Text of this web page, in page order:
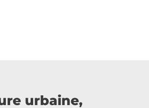
urbaine,